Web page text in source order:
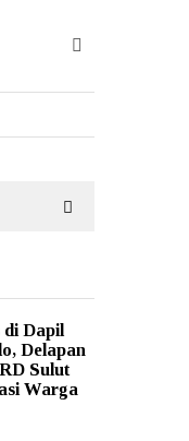
di Dapil
Delapan
Sulut
Warga